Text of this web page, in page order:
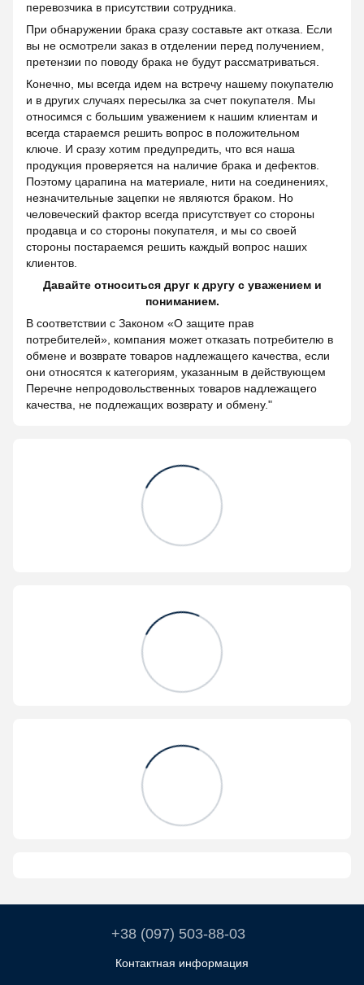
перевозчика в присутствии сотрудника.
При обнаружении брака сразу составьте акт отказа. Если
вы не осмотрели заказ в отделении перед получением,
претензии по поводу брака не будут рассматриваться.
Конечно, мы всегда идем на встречу нашему покупателю
и в других случаях пересылка за счет покупателя. Мы
относимся с большим уважением к нашим клиентам и
всегда стараемся решить вопрос в положительном
ключе. И сразу хотим предупредить, что вся наша
продукция проверяется на наличие брака и дефектов.
Поэтому царапина на материале, нити на соединениях,
незначительные зацепки не являются браком. Но
человеческий фактор всегда присутствует со стороны
продавца и со стороны покупателя, и мы со своей
стороны постараемся решить каждый вопрос наших
клиентов.
Давайте относиться друг к другу с уважением и
пониманием.
В соответствии с Законом «О защите прав
потребителей», компания может отказать потребителю в
обмене и возврате товаров надлежащего качества, если
они относятся к категориям, указанным в действующем
Перечне непродовольственных товаров надлежащего
качества, не подлежащих возврату и обмену."
+38 (097) 503-88-03
Контактная информация